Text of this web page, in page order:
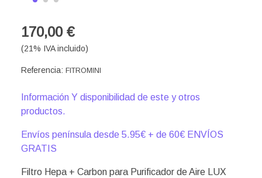
170,00 €
(21% IVA incluido)
Referencia: FITROMINI
Información Y disponibilidad de este y otros
productos.
Envíos península desde 5.95€ + de 60€ ENVÍOS
GRATIS
Filtro Hepa + Carbon para Purificador de Aire LUX